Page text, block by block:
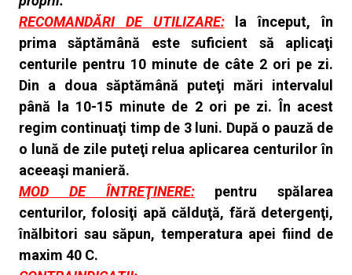
RECOMANDĂRI DE UTILIZARE:la început, în
prima săptămână este suficient să aplicaţi
centurile pentru 10 minute de câte 2 ori pe zi.
Din a doua săptămână puteţi mări intervalul
până la 10-15 minute de 2 ori pe zi. În acest
regim continuaţi timp de 3 luni. După o pauză de
o lună de zile puteţi relua aplicarea centurilor în
aceeaşi manieră.
MOD DE ÎNTREŢINERE:pentru spălarea
centurilor, folosiţi apă călduţă, fără detergenţi,
înălbitori sau săpun, temperatura apei fiind de
maxim 40 C.